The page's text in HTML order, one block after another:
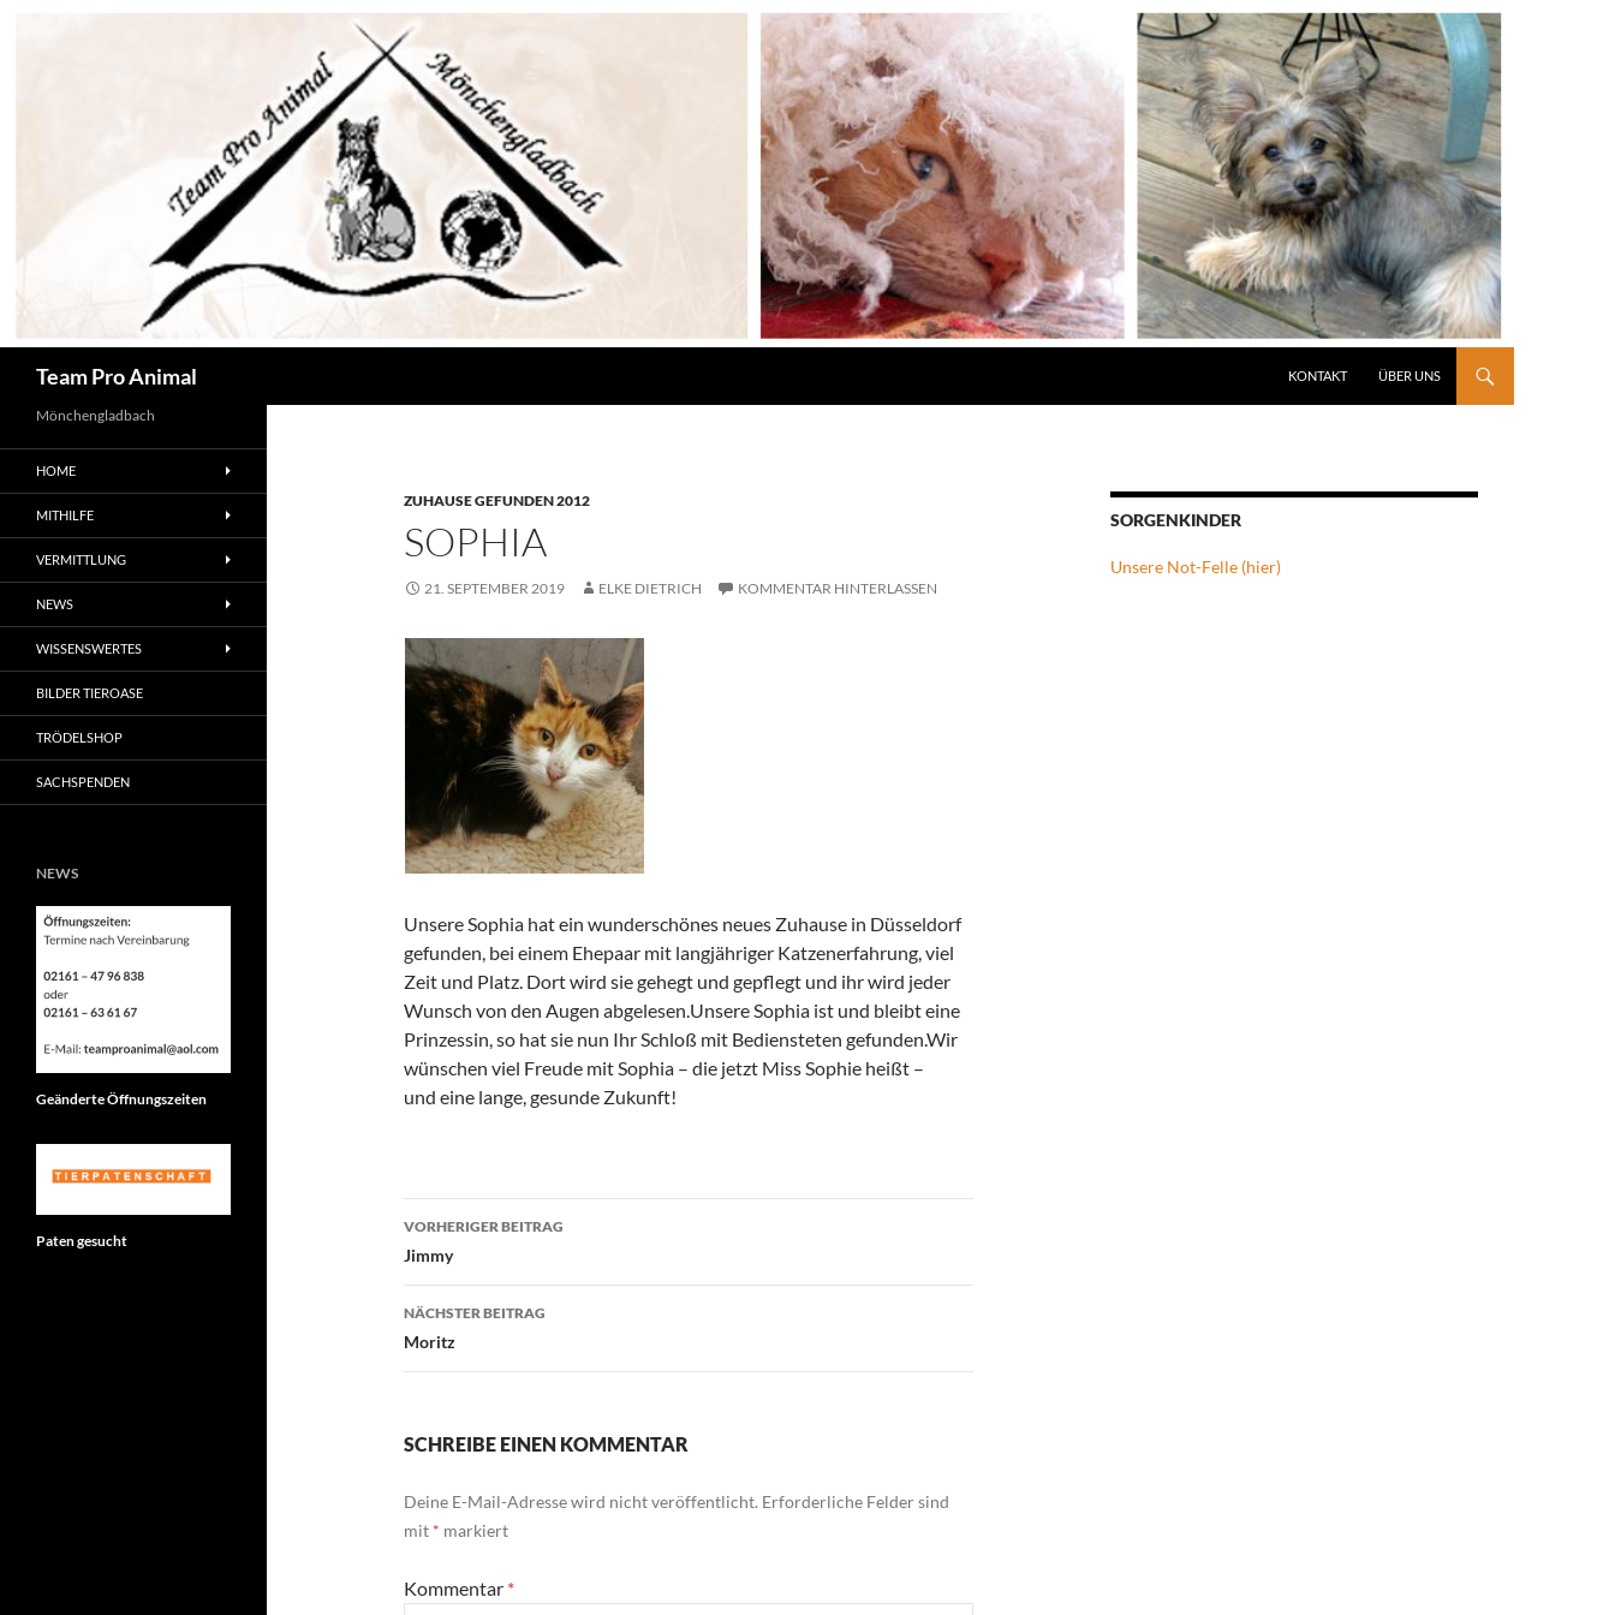
Team Pro Animal KONTAKT ÜBER UNS
ZUHAUSE GEFUNDEN 2012
SOPHIA
21. SEPTEMBER 2019 ELKE DIETRICH KOMMENTAR HINTERLASSEN
Unsere Sophia hat ein wunderschönes neues Zuhause in Düsseldorf
gefunden, bei einem Ehepaar mit langjähriger Katzenerfahrung, viel
Zeit und Platz. Dort wird sie gehegt und gepflegt und ihr wird jeder
Wunsch von den Augen abgelesen.Unsere Sophia ist und bleibt eine
Prinzessin, so hat sie nun Ihr Schloß mit Bediensteten gefunden.Wir
wünschen viel Freude mit Sophia – die jetzt Miss Sophie heißt –
und eine lange, gesunde Zukunft!
Beitragsnavigation
VORHERIGER BEITRAG
Jimmy
NÄCHSTER BEITRAG
Moritz
SCHREIBE EINEN KOMMENTAR
Deine E-Mail-Adresse wird nicht veröffentlicht. Erforderliche Felder sind
mit * markiert
Kommentar *
SORGENKINDER
Unsere Not-Felle (hier)
Mönchengladbach
HOME
MITHILFE
VERMITTLUNG
NEWS
WISSENSWERTES
BILDER TIEROASE
TRÖDELSHOP
SACHSPENDEN
NEWS
Geänderte Öffnungszeiten
Paten gesucht